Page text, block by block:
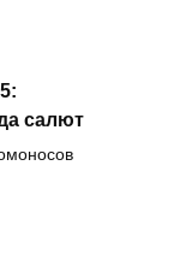
салют